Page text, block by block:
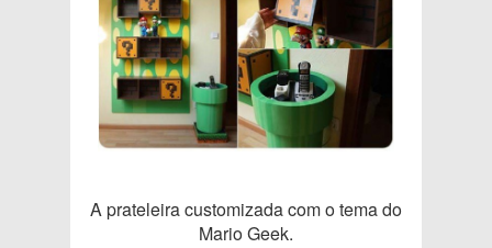
A prateleira customizada com o tema do
Mario Geek.